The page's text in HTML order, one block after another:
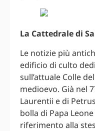
La Cattedrale di
Le notizie più
edificio di culto
sull’attuale Colle
medioevo. Già nel
Laurentii e di
bolla di Papa
riferimento alla